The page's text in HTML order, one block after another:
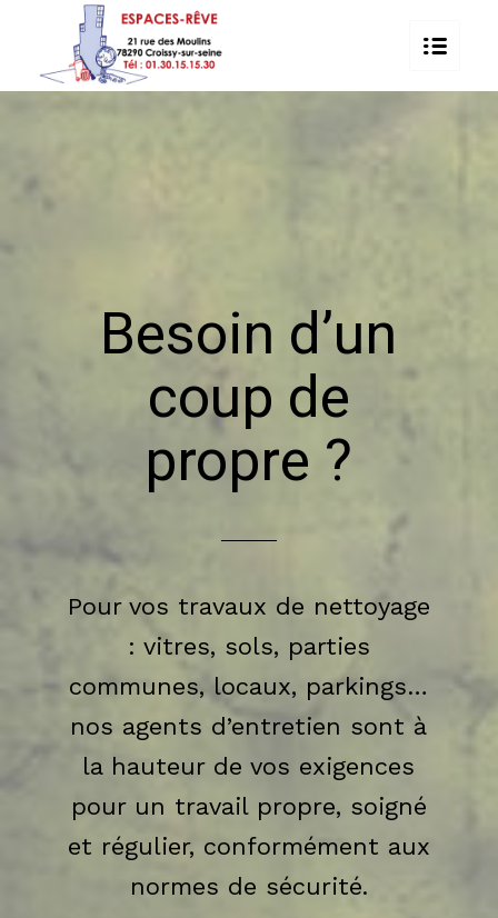
Besoin d’un
coup de
propre ?
Pour vos travaux de nettoyage
: vitres, sols, parties
communes, locaux, parkings…
nos agents d’entretien sont à
la hauteur de vos exigences
pour un travail propre, soigné
et régulier, conformément aux
normes de sécurité.